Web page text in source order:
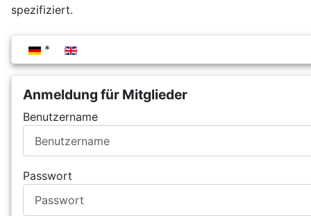
Sprache auswählen
Anmeldung für Mitglieder
Benutzername
Passwort
spezifiziert.